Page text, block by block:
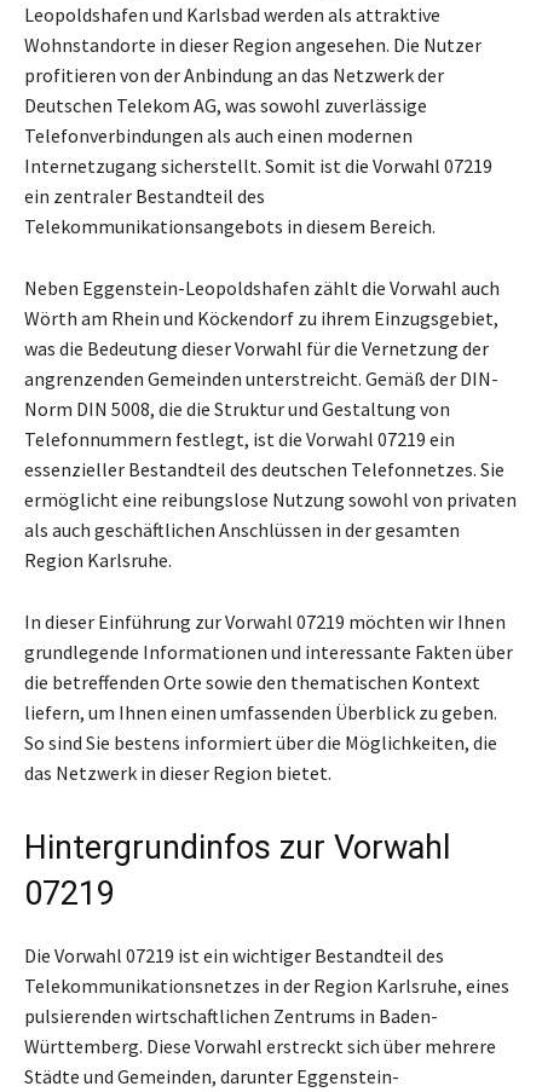
Leopoldshafen und Karlsbad werden als attraktive
Wohnstandorte in dieser Region angesehen. Die Nutzer
profitieren von der Anbindung an das Netzwerk der
Deutschen Telekom AG, was sowohl zuverlässige
Telefonverbindungen als auch einen modernen
Internetzugang sicherstellt. Somit ist die Vorwahl 07219
ein zentraler Bestandteil des
Telekommunikationsangebots in diesem Bereich.
Neben Eggenstein-Leopoldshafen zählt die Vorwahl auch
Wörth am Rhein und Köckendorf zu ihrem Einzugsgebiet,
was die Bedeutung dieser Vorwahl für die Vernetzung der
angrenzenden Gemeinden unterstreicht. Gemäß der DIN-
Norm DIN 5008, die die Struktur und Gestaltung von
Telefonnummern festlegt, ist die Vorwahl 07219 ein
essenzieller Bestandteil des deutschen Telefonnetzes. Sie
ermöglicht eine reibungslose Nutzung sowohl von privaten
als auch geschäftlichen Anschlüssen in der gesamten
Region Karlsruhe.
In dieser Einführung zur Vorwahl 07219 möchten wir Ihnen
grundlegende Informationen und interessante Fakten über
die betreffenden Orte sowie den thematischen Kontext
liefern, um Ihnen einen umfassenden Überblick zu geben.
So sind Sie bestens informiert über die Möglichkeiten, die
das Netzwerk in dieser Region bietet.
Hintergrundinfos zur Vorwahl
07219
Die Vorwahl 07219 ist ein wichtiger Bestandteil des
Telekommunikationsnetzes in der Region Karlsruhe, eines
pulsierenden wirtschaftlichen Zentrums in Baden-
Württemberg. Diese Vorwahl erstreckt sich über mehrere
Städte und Gemeinden, darunter Eggenstein-